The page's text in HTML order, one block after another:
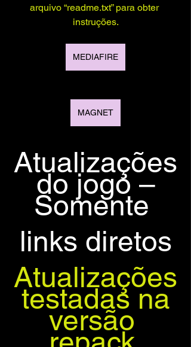
arquivo “readme.txt” para obter
instruções.
MEDIAFIRE
MAGNET
Atualizações
do jogo –
Somente
links diretos
Atualizações
testadas na
versão